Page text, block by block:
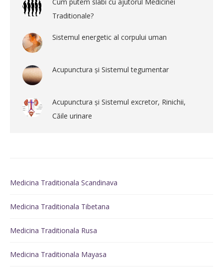
Traditionale?
Sistemul energetic al corpului uman
Acupunctura și Sistemul tegumentar
Acupunctura și Sistemul excretor, Rinichii,
Căile urinare
Medicina Traditionala Scandinava
Medicina Traditionala Tibetana
Medicina Traditionala Rusa
Medicina Traditionala Mayasa